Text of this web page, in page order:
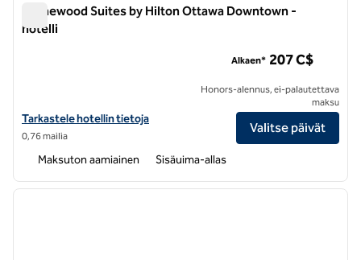
Homewood Suites by Hilton Ottawa Downtown -
hotelli
Näytä Homewood Suites by Hilton Ottawa Downtown -hotellin
Tarkastele hotellin tietoja
0,76 mailia
Alkaen* 207 C$
Honors-alennus, ei-palautettava
maksu
Valitse päivät
Maksuton aamiainen Sisäuima-allas
1/12